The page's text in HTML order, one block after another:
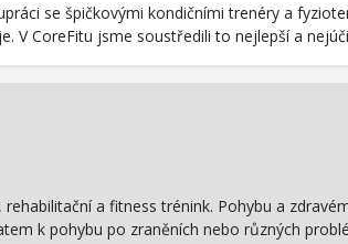
se špičkovými kondičními trenéry a
V CoreFitu jsme soustředili to nejlepší a
a fitness trénink. Pohybu a
k pohybu po zraněních nebo různých